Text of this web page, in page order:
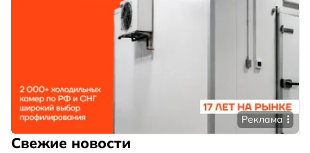
Реклама
Свежие новости